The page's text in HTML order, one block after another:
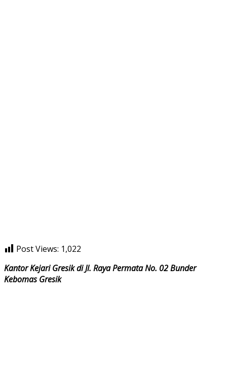
Post Views: 1,022
Kantor Kejari Gresik di Jl. Raya Permata No. 02 Bunder
Kebomas Gresik